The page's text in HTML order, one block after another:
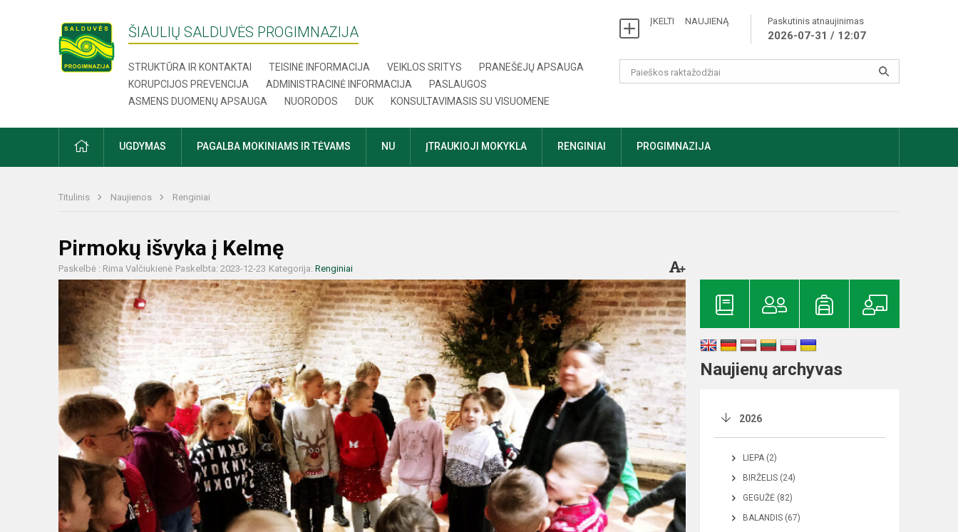
ŠIAULIŲ SALDUVĖS PROGIMNAZIJA
STRUKTŪRA IR KONTAKTAI TEISINĖ INFORMACIJA VEIKLOS SRITYS
PRANEŠĖJŲ APSAUGA
KORUPCIJOS PREVENCIJA
ADMINISTRACINĖ INFORMACIJA
PASLAUGOS
ASMENS DUOMENŲ APSAUGA
NUORODOS DUK KONSULTAVIMASIS SU VISUOMENE
ĮKELTI NAUJIENĄ Paskutinis atnaujinimas
2026-07-31 / 12:07
UGDYMAS PAGALBA MOKINIAMS IR TĖVAMS NU ĮTRAUKIOJI MOKYKLA RENGINIAI PROGIMNAZIJA
Titulinis Naujienos Renginiai
Pirmokų išvyka į Kelmę
Paskelbė : Rima Valčiukienė Paskelbta: 2023-12-23 Kategorija: Renginiai
Naujienų archyvas
2026
LIEPA (2)
BIRŽELIS (24)
GEGUŽĖ (82)
BALANDIS (67)